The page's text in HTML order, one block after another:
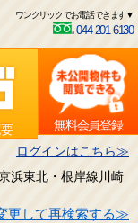
ワンクリックでお電話できます▼
044-201-6130
無料会員登録
ログインはこちら≫
浜東北・根岸線川崎
更して再検索する≫